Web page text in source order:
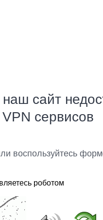
сайт
сервисов
воспользуйтесь
роботом